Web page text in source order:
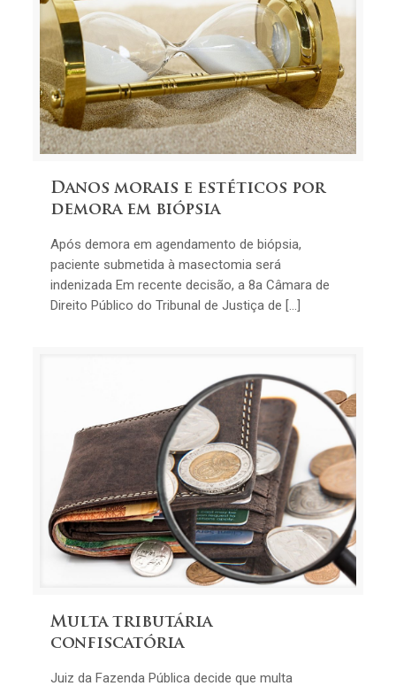
Danos morais e estéticos por
demora em biópsia
Após demora em agendamento de biópsia,
paciente submetida à masectomia será
indenizada Em recente decisão, a 8a Câmara de
Direito Público do Tribunal de Justiça de […]
Multa tributária
confiscatória
Juiz da Fazenda Pública decide que multa